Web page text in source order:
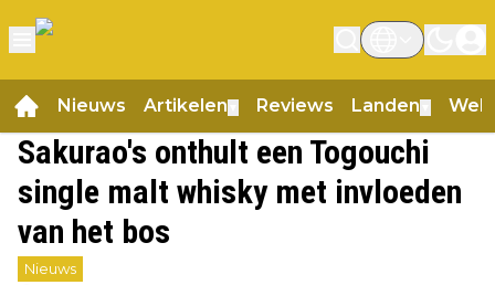
Nieuws Artikelen Reviews Landen
Sakurao's onthult een Togouchi
single malt whisky met invloeden
van het bos
Nieuws